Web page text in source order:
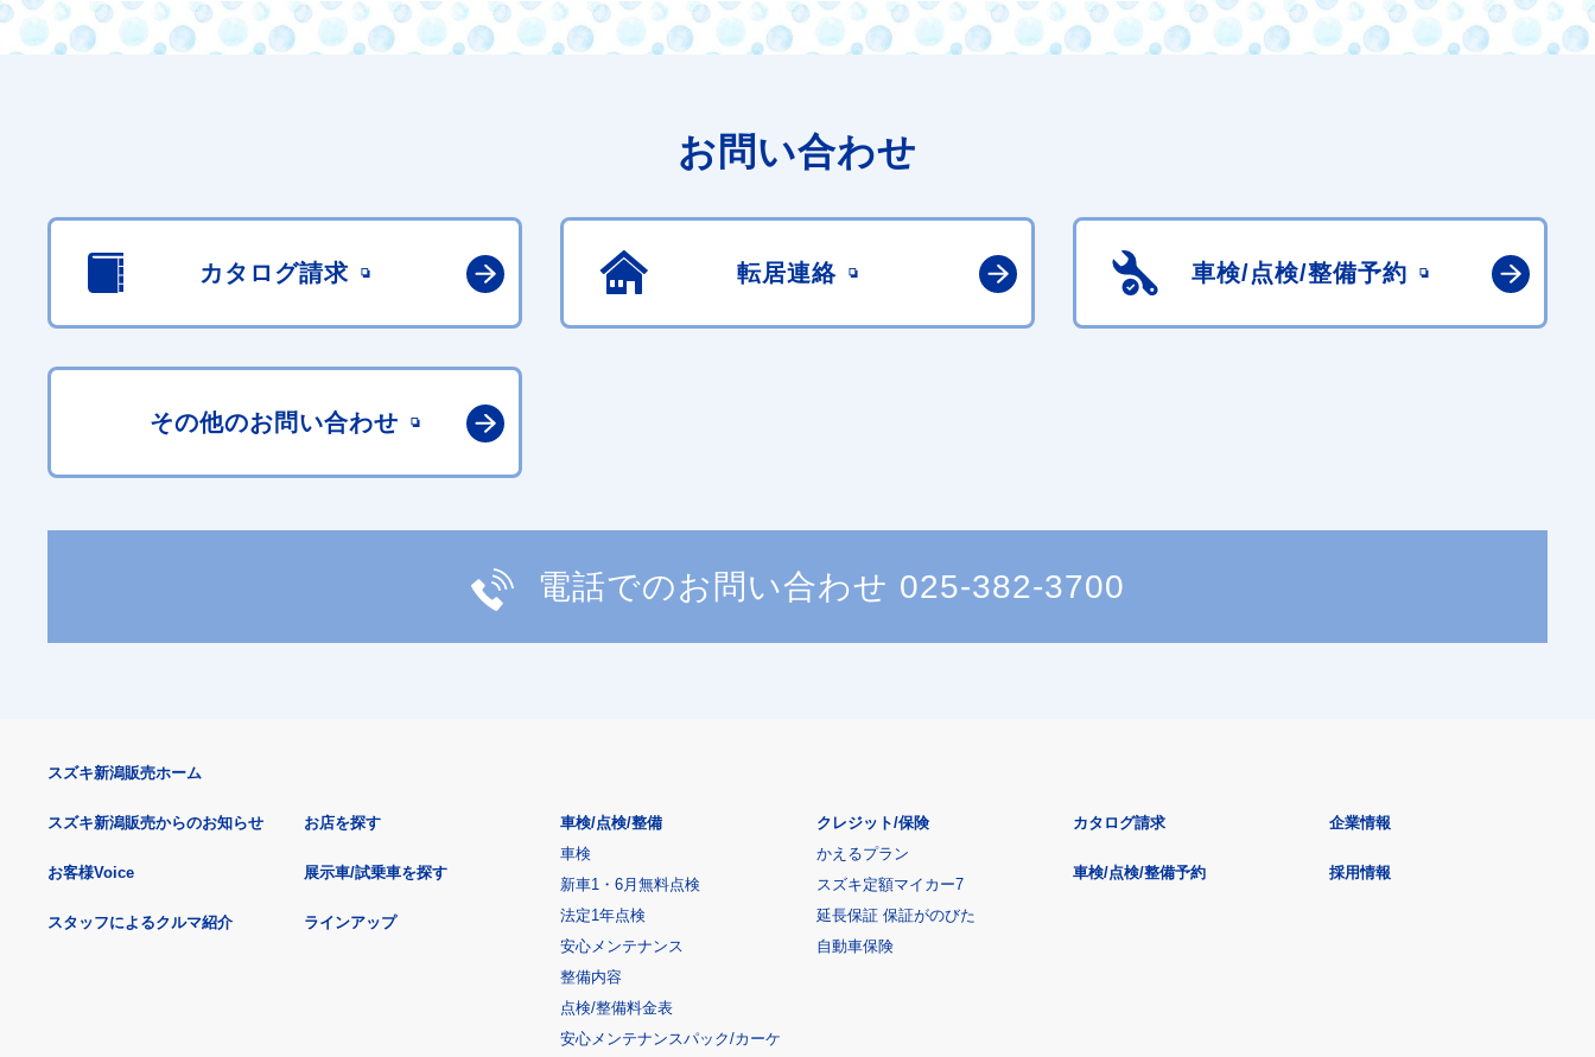
お問い合わせ
カタログ請求 転居連絡 車検/点検/整備予約
その他のお問い合わせ
電話でのお問い合わせ 025-382-3700
スズキ新潟販売ホーム
スズキ新潟販売からのお知らせ
お客様Voice
スタッフによるクルマ紹介
お店を探す
展示車/試乗車を探す
ラインアップ
車検/点検/整備
車検
新車1・6月無料点検
法定1年点検
安心メンテナンス
整備内容
点検/整備料金表
安心メンテナンスパック/カーケ
クレジット/保険
かえるプラン
スズキ定額マイカー7
延長保証 保証がのびた
自動車保険
カタログ請求
車検/点検/整備予約
企業情報
採用情報